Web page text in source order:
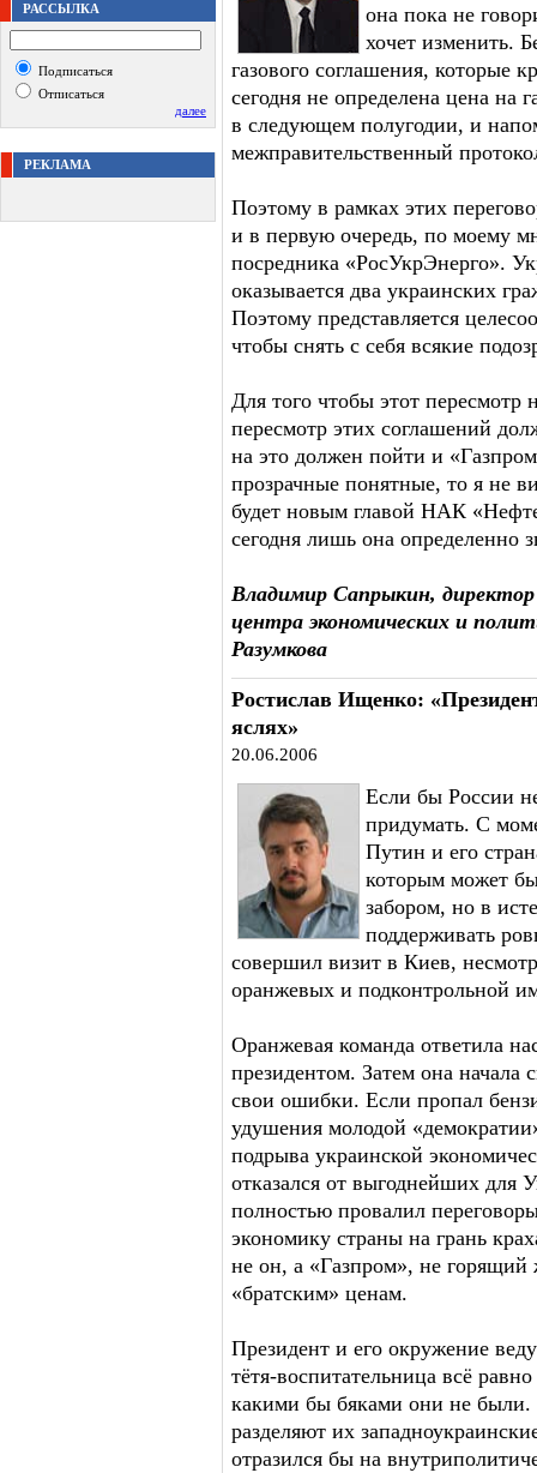
РАССЫЛКА
Подписаться
Отписаться
далее
РЕКЛАМА
она пока не
хочет изменить.
газового соглашения, которые
сегодня не определена цена на
в следующем полугодии, и
межправительственный
Поэтому в рамках этих
и в первую очередь, по моему
посредника «РосУкрЭнерго».
оказывается два украинских
Поэтому представляется
чтобы снять с себя всякие
Для того чтобы этот пересмотр
пересмотр этих соглашений
на это должен пойти и
прозрачные понятные, то я не
будет новым главой НАК
сегодня лишь она определенно
Владимир Сапрыкин, директор
центра экономических и
Разумкова
Ростислав Ищенко:
яслях»
20.06.2006
Если бы России
придумать. С
Путин и его
которым может
забором, но в
поддерживать
совершил визит в Киев,
оранжевых и подконтрольной
Оранжевая команда ответила
президентом. Затем она начала
свои ошибки. Если пропал
удушения молодой
подрыва украинской
отказался от выгоднейших для
полностью провалил
экономику страны на грань
не он, а «Газпром», не горящий
«братским» ценам.
Президент и его окружение
тётя-воспитательница всё
какими бы бяками они не были.
разделяют их
отразился бы на